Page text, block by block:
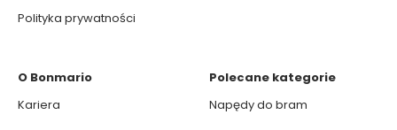
Polityka prywatności
O Bonmario
Kariera
Polecane kategorie
Napędy do bram